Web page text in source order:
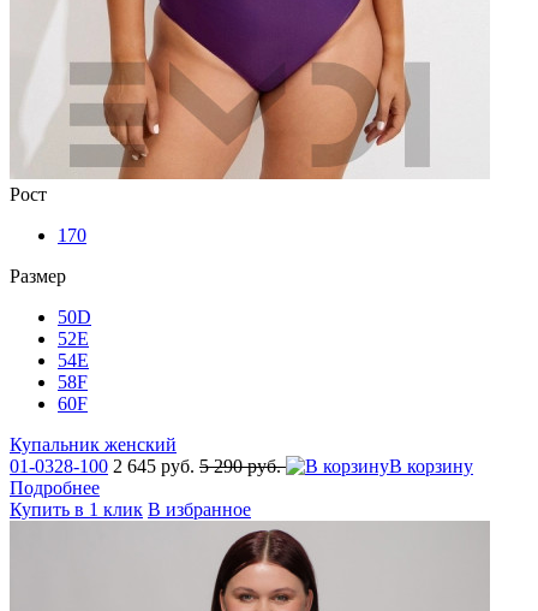
Рост
170
Размер
50D
52E
54E
58F
60F
Купальник женский
01-0328-100 2 645 руб. 5 290 руб.
В корзину
Подробнее
Купить в 1 клик В избранное